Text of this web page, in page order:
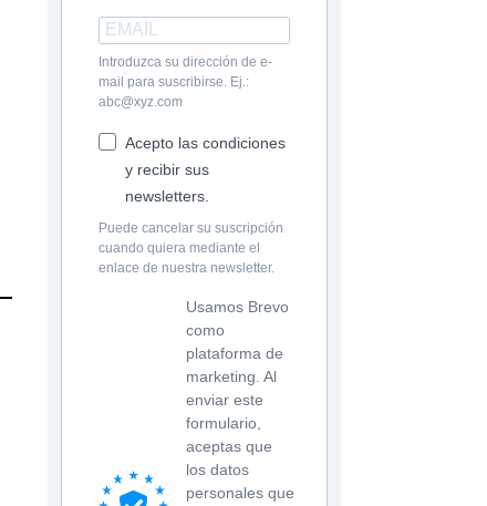
Introduzca su dirección de e-
mail para suscribirse. Ej.:
abc@xyz.com
Acepto las condiciones
y recibir sus
newsletters.
Puede cancelar su suscripción
cuando quiera mediante el
enlace de nuestra newsletter.
Usamos Brevo
como
plataforma de
marketing. Al
enviar este
formulario,
aceptas que
los datos
personales que